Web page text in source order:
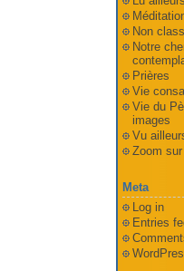
Non
Notre
Prières
Vie
Vie du
images
Vu
Zoom
Meta
Log in
Entries